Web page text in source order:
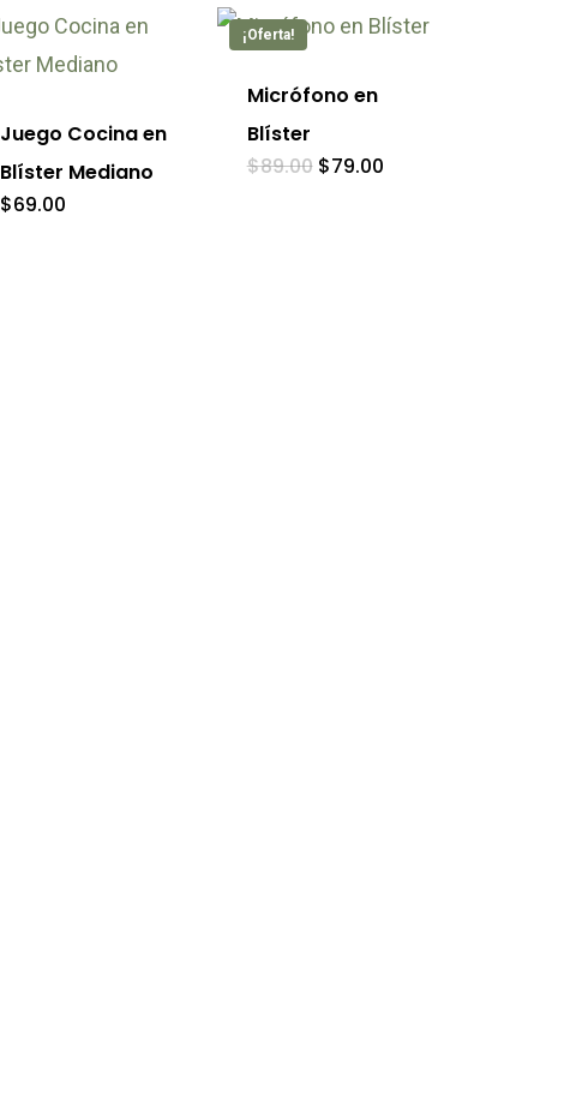
Juego Cocina en
Blíster Mediano
$69.00
¡Oferta!
Micrófono en
Blíster
$89.00 El
$79.00El